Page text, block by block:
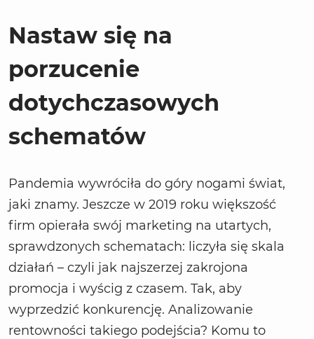
Nastaw się na
porzucenie
dotychczasowych
schematów
Pandemia wywróciła do góry nogami świat,
jaki znamy. Jeszcze w 2019 roku większość
firm opierała swój marketing na utartych,
sprawdzonych schematach: liczyła się skala
działań – czyli jak najszerzej zakrojona
promocja i wyścig z czasem. Tak, aby
wyprzedzić konkurencję. Analizowanie
rentowności takiego podejścia? Komu to